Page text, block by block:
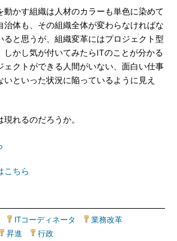
かす組織は人材のカラーも単色に染めて
治体も、その組織全体が変わらなければな
ると思うが、組織変革にはプロジェクト型
しかし気が付いてみたらITのことが分かる
ェクトができる人間がいない、面白い仕事
いといった状況に陥っているように見え
れるのだろうか。
こちら
ITコーディネータ 業務改革
昇進 行政